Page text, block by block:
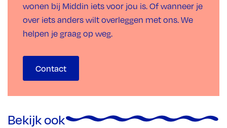
wonen bij Middin iets voor jou is. Of wanneer je
over iets anders wilt overleggen met ons. We
helpen je graag op weg.
Contact
Bekijk ook